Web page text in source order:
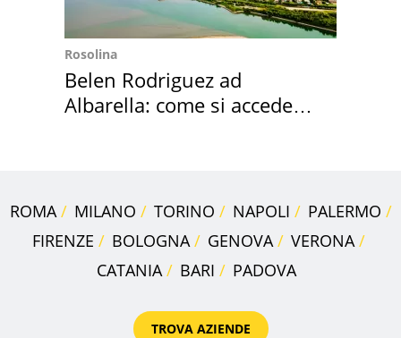
Rosolina
Belen Rodriguez ad
Albarella: come si accede
ROMA MILANO TORINO NAPOLI
PALERMO
FIRENZE
BOLOGNA GENOVA
VERONA
CATANIA
BARI PADOVA
TROVA AZIENDE